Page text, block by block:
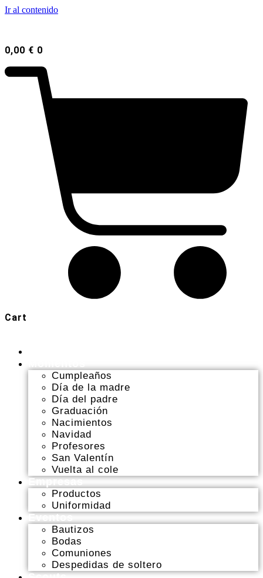
Ir al contenido
0,00 € 0
Cart
Cumpleaños
Día de la madre
Día del padre
Graduación
Nacimientos
Navidad
Profesores
San Valentín
Vuelta al cole
Empresas
Productos
Uniformidad
Eventos
Bautizos
Bodas
Comuniones
Despedidas de soltero